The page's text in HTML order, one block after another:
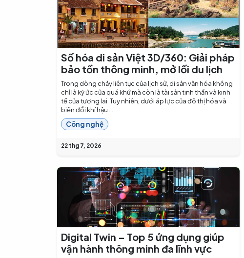
Số hóa di sản Việt 3D/360: Giải pháp
bảo tồn thông minh, mở lối du lịch
Trong dòng chảy liên tục của lịch sử, di sản văn hóa không
chỉ là ký ức của quá khứ mà còn là tài sản tinh thần và kinh
tế của tương lai. Tuy nhiên, dưới áp lực của đô thị hóa và
biến đổi khí hậu ...
Công nghệ
22 thg 7, 2026
Digital Twin – Top 5 ứng dụng giúp
vận hành thông minh đa lĩnh vực